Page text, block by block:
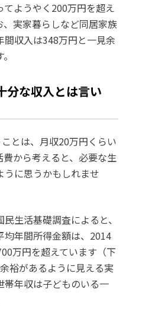
ようやく200万円を超え
実家暮らしなど同居家族
収入は348万円と一見余
分な収入とは言い
とは、月収20万円くらい
費から考えると、必要な生
うに思うかもしれませ
生活基礎調査によると、
均年間所得金額は、2014
万円を超えています（下
裕があるように見える実
年収は子どものいる一